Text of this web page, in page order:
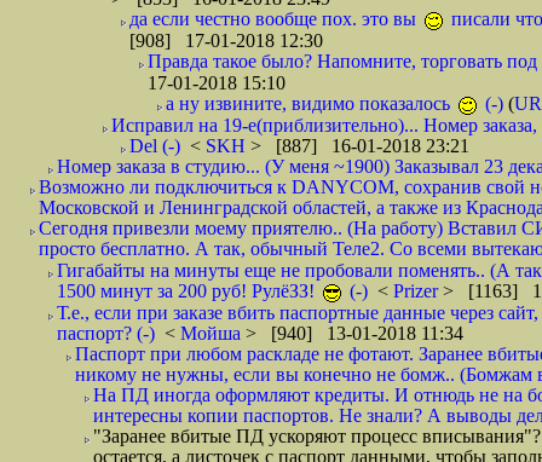
да если честно вообще пох. это вы
писали
[908] 17-01-2018 12:30
Правда такое было? Напомните, торговать
17-01-2018 15:10
а ну извините, видимо показалось
(-) (
Исправил на 19-е(приблизительно)... Номер
Del (-) < SKH > [887] 16-01-2018 23:21
Номер заказа в студию... (У меня ~1900) Заказывал 23
Возможно ли подключиться к DANYCOM, сохранив свой
Московской и Ленинградской областей, а также из
Сегодня привезли моему приятелю.. (На работу) Вставил
просто бесплатно. А так, обычный Теле2. Со всеми
Гигабайты на минуты еще не пробовали поменять.. (А
1500 минут за 200 руб! РулёЗЗ!
(-) < Prizer> [1163]
Т.е., если при заказе вбить паспортные данные через
паспорт? (-) < Мойша > [940] 13-01-2018 11:34
Паспорт при любом раскладе не фотают. Заранее
никому не нужны, если вы конечно не бомж.. (Бомжам
На ПД иногда оформляют кредиты. И отнюдь не на
интересны копии паспортов. Не знали? А выводы
"Заранее вбитые ПД ускоряют процесс
остается, а листочек с паспорт данными, чтобы